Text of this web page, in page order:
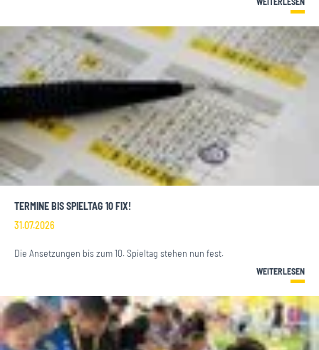
TERMINE BIS SPIELTAG 10 FIX!
31.07.2026
Die Ansetzungen bis zum 10. Spieltag stehen nun fest.
WEITERLESEN